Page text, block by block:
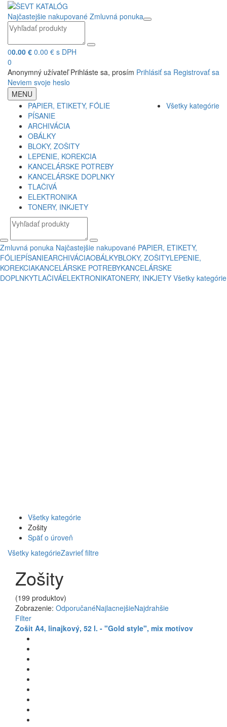
Najčastejšie nakupované Zmluvná ponuka
00.00 € 0.00 € s DPH
0
Anonymný užívateľ Prihláste sa, prosím Prihlásiť sa Registrovať sa
Neviem svoje heslo
MENU
PAPIER, ETIKETY, FÓLIE
PÍSANIE
ARCHIVÁCIA
OBÁLKY
BLOKY, ZOŠITY
LEPENIE, KOREKCIA
KANCELÁRSKE POTREBY
KANCELÁRSKE DOPLNKY
TLAČIVÁ
ELEKTRONIKA
TONERY, INKJETY
Všetky kategórie
Zmluvná ponuka Najčastejšie nakupované PAPIER, ETIKETY,
FÓLIEPÍSANIEARCHIVÁCIAOBÁLKYBLOKY, ZOŠITYLEPENIE,
KOREKCIAKANCELÁRSKE POTREBYKANCELÁRSKE
DOPLNKYTLAČIVÁELEKTRONIKATONERY, INKJETY Všetky kategórie
Všetky kategórie
Zošity
Späť o úroveň
Všetky kategórieZavrieť filtre
Zošity
(199 produktov)
Zobrazenie: OdporučanéNajlacnejšieNajdrahšie
Filter
Zošit A4, linajkový, 52 l. - "Gold style", mix motívov